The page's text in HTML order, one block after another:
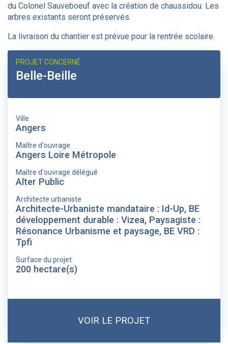
du Colonel Sauveboeuf avec la création de chaussidou. Les
arbres existants seront préservés.
La livraison du chantier est prévue pour la rentrée scolaire.
PROJET CONCERNÉ
Belle-Beille
Ville
Angers
Maître d'ouvrage
Angers Loire Métropole
Maître d'ouvrage délégué
Alter Public
Architecte urbaniste
Architecte-Urbaniste mandataire : Id-Up, BE
développement durable : Vizea, Paysagiste :
Résonance Urbanisme et paysage, BE VRD :
Tpfi
Surface du projet
200 hectare(s)
VOIR LE PROJET